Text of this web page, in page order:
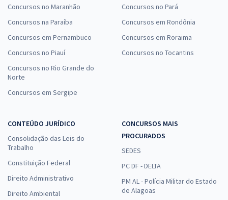
Concursos no Maranhão
Concursos na Paraíba
Concursos em Pernambuco
Concursos no Piauí
Concursos no Rio Grande do
Norte
Concursos em Sergipe
Concursos no Pará
Concursos em Rondônia
Concursos em Roraima
Concursos no Tocantins
CONTEÚDO JURÍDICO
Consolidação das Leis do
Trabalho
Constituição Federal
Direito Administrativo
Direito Ambiental
CONCURSOS MAIS
PROCURADOS
SEDES
PC DF - DELTA
PM AL - Polícia Militar do Estado
de Alagoas